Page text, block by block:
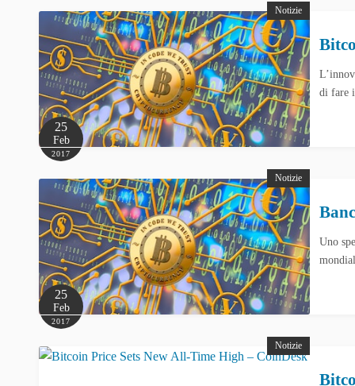
Notizie
25
Feb
2017
di fare
Notizie
25
Feb
2017
Uno
Notizie